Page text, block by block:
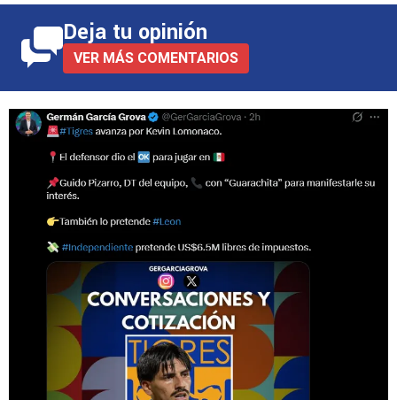
Deja tu opinión
VER MÁS COMENTARIOS